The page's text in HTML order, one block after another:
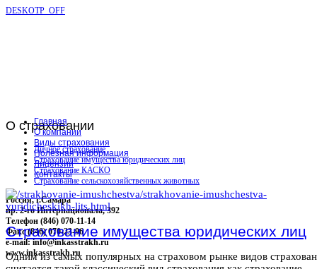
DESKOTP_OFF
О страховании
Личное страхование
Страхование имущества юридических лиц
Страхование КАСКО
Страхование сельскохозяйственных животных
Россия, г.Самара
пр. 2-го Интернационала, 392
Телефон (846) 070-11-14
Факс (846) 070-23-96
e-mail: info@inkasstrakh.ru
www.inkasstrakh.ru
Главная
О компании
Виды страхования
Полезная информация
Лицензии
Контакты
Страхование имущества юридических лиц
Одним из самых популярных на страховом рынке видов